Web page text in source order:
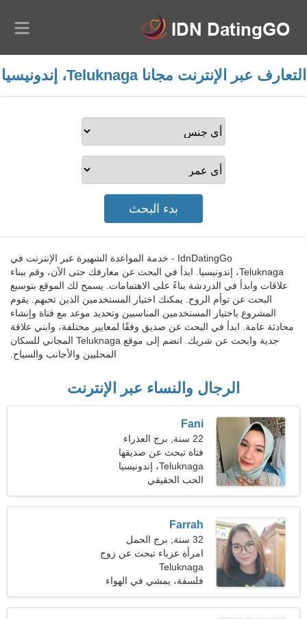
التعارف عبر الإنترنت مجانا Teluknaga، إندونيسيا
IdnDatingGo - خدمة المواعدة الشهيرة عبر الإنترنت في
Teluknaga، إندونيسيا. ابدأ في البحث عن معارفك حتى الآن، وقم ببناء
علاقات وابدأ في الدردشة بناءً على الاهتمامات. يسمح لك الموقع بتوسيع
البحث عن توأم الروح. يمكنك اختيار المستخدمين الذين تحبهم. يقوم
المشروع باختيار المستخدمين المناسبين وتحديد موعد مع فتاة وإنشاء
محادثة عامة. ابدأ في البحث عن صديق وفقًا لمعايير مختلفة، وابني علاقة
جدية وابحث عن شريك. انضم إلى موقع Teluknaga المجاني للسكان
المحليين والأجانب والسياح.
الرجال والنساء عبر الإنترنت
Fani
22 سنة, برج العذراء
فتاة تبحث عن صديقها
Teluknaga، إندونيسيا
الحب الحقيقي
Farrah
32 سنة, برج الحمل
امرأة عزباء تبحث عن زوج
Teluknaga
فلسفة، يمشي في الهواء
الطلق